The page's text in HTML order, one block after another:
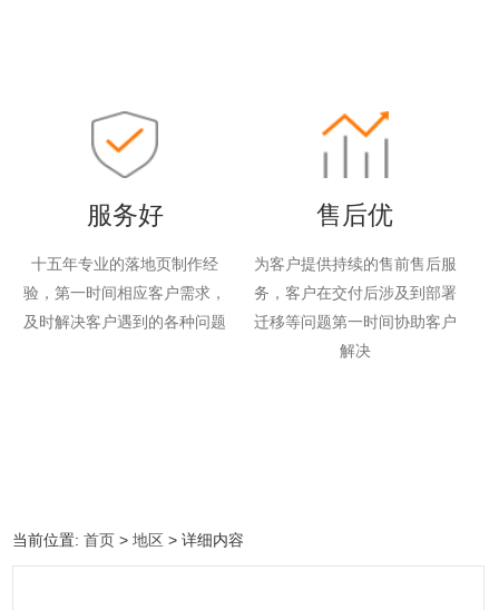
服务好
十五年专业的落地页制作经
验，第一时间相应客户需求，
及时解决客户遇到的各种问题
售后优
为客户提供持续的售前售后服
务，客户在交付后涉及到部署
迁移等问题第一时间协助客户
解决
当前位置:首页 >地区 > 详细内容